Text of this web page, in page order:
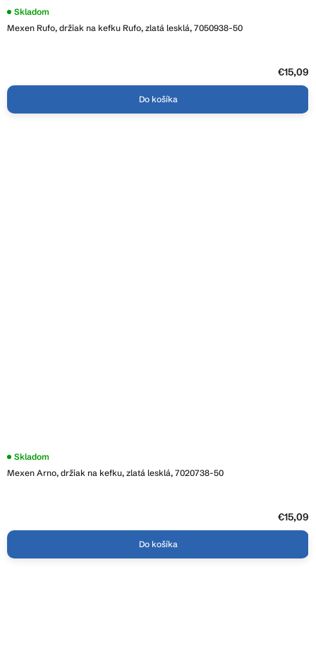
Mexen Rufo, držiak na kefku Rufo, zlatá lesklá, 7050938-50
Skladom
€15,09
Do košíka
Mexen Arno, držiak na kefku, zlatá lesklá, 7020738-50
Skladom
€15,09
Do košíka